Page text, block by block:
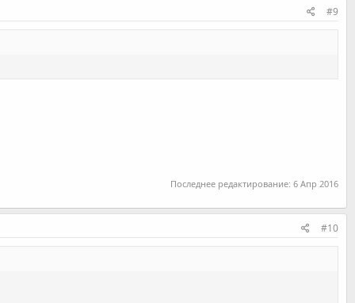
#9
Последнее редактирование: 6 Апр 2016
#10